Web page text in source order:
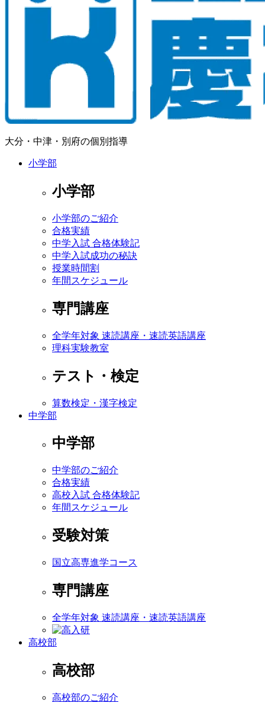
大分・中津・別府の個別指導
小学部
小学部
小学部のご紹介
合格実績
中学入試 合格体験記
中学入試成功の秘訣
授業時間割
年間スケジュール
専門講座
全学年対象 速読講座・速読英語講座
理科実験教室
テスト・検定
算数検定・漢字検定
中学部
中学部
中学部のご紹介
合格実績
高校入試 合格体験記
年間スケジュール
受験対策
国立高専進学コース
専門講座
全学年対象 速読講座・速読英語講座
高校部
高校部
高校部のご紹介